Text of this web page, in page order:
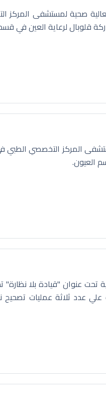
صحية لمستشفى
قلوبال لرعاية العين في
المركز التخصصي الطبي
العيون.
تحت عنوان "قيادة بلا
عدد ثلاثة عمليات